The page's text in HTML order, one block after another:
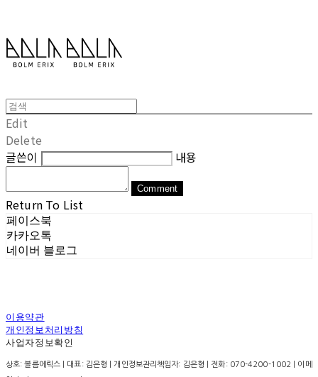
Edit
Delete
글쓴이
내용
Comment
Return To List
페이스북
카카오톡
네이버 블로그
이용약관
개인정보처리방침
사업자정보확인
상호: 볼름에릭스 | 대표: 김은형 | 개인정보관리책임자: 김은형 | 전화: 070-4200-1002 | 이메